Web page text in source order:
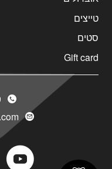
טייצים
סטים
Gift card